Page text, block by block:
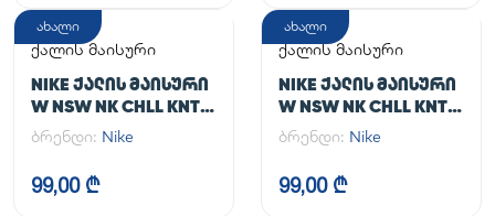
ახალი
ქალის მაისური
NIKE ᲥᲐᲚᲘᲡ ᲛᲐᲘᲡᲣᲠᲘ
W NSW NK CHLL KNT
MD CRP
ბრენდი: Nike
99,00 ₾
ახალი
ქალის მაისური
NIKE ᲥᲐᲚᲘᲡ ᲛᲐᲘᲡᲣᲠᲘ
W NSW NK CHLL KNT
MD CRP
ბრენდი: Nike
99,00 ₾